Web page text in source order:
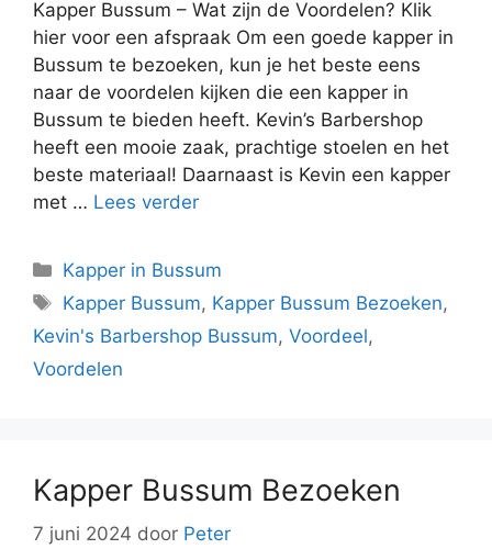
Kapper Bussum – Wat zijn de Voordelen? Klik
hier voor een afspraak Om een goede kapper in
Bussum te bezoeken, kun je het beste eens
naar de voordelen kijken die een kapper in
Bussum te bieden heeft. Kevin’s Barbershop
heeft een mooie zaak, prachtige stoelen en het
beste materiaal! Daarnaast is Kevin een kapper
met … Lees verder
Kapper in Bussum
Kapper Bussum, Kapper Bussum Bezoeken,
Kevin's Barbershop Bussum, Voordeel,
Voordelen
Kapper Bussum Bezoeken
7 juni 2024 door Peter